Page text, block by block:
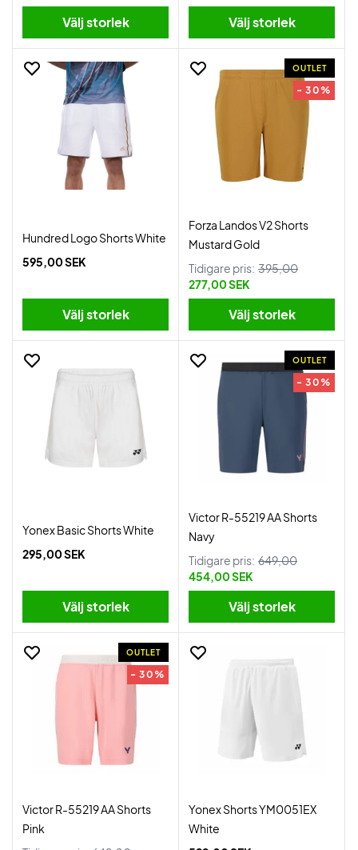
Välj storlek Välj storlek
Hundred Logo Shorts White
595,00 SEK
Välj storlek
OUTLET
- 30%
Forza Landos V2 Shorts
Mustard Gold
Tidigare pris: 395,00
277,00 SEK
Välj storlek
Yonex Basic Shorts White
295,00 SEK
Välj storlek
OUTLET
- 30%
Victor R-55219 AA Shorts
Navy
Tidigare pris: 649,00
454,00 SEK
Välj storlek
OUTLET
- 30%
Victor R-55219 AA Shorts
Pink
Yonex Shorts YM0051EX
White